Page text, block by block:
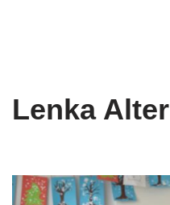
Lenka Alter